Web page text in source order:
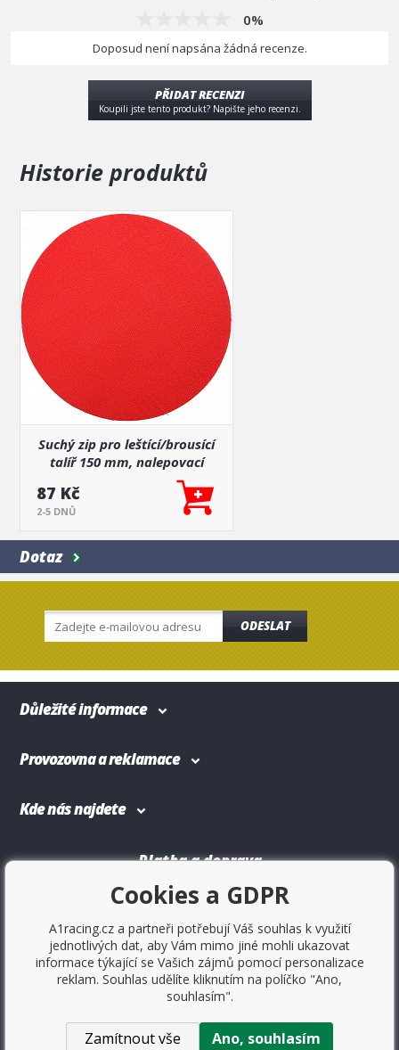
0%
Doposud není napsána žádná recenze.
PŘIDAT RECENZI
Koupili jste tento produkt? Napište jeho recenzi.
Historie produktů
Suchý zip pro leštící/brousící
talíř 150 mm, nalepovací
87 Kč
2-5 DNŮ
Dotaz
ODESLAT
Důležité informace
Provozovna a reklamace
Kde nás najdete
Platba a doprava
Copyright © 2017Sportovniautodoplnky.cz- Tuning shop,
Cookies a GDPR
A1racing.cz a partneři potřebují Váš souhlas k využití
jednotlivých dat, aby Vám mimo jiné mohli ukazovat
informace týkající se Vašich zájmů pomocí personalizace
reklam. Souhlas udělíte kliknutím na políčko "Ano,
souhlasím".
Zamítnout vše Ano, souhlasím